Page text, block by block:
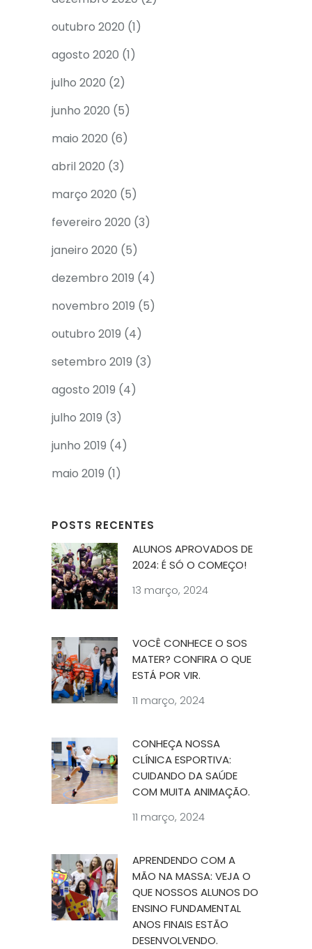
outubro 2020 (1)
agosto 2020 (1)
julho 2020 (2)
junho 2020 (5)
maio 2020 (6)
abril 2020 (3)
março 2020 (5)
fevereiro 2020 (3)
janeiro 2020 (5)
dezembro 2019 (4)
novembro 2019 (5)
outubro 2019 (4)
setembro 2019 (3)
agosto 2019 (4)
julho 2019 (3)
junho 2019 (4)
maio 2019 (1)
POSTS RECENTES
ALUNOS APROVADOS DE
2024: É SÓ O COMEÇO!
13 março, 2024
VOCÊ CONHECE O SOS
MATER? CONFIRA O QUE
ESTÁ POR VIR.
11 março, 2024
CONHEÇA NOSSA
CLÍNICA ESPORTIVA:
CUIDANDO DA SAÚDE
COM MUITA ANIMAÇÃO.
11 março, 2024
APRENDENDO COM A
MÃO NA MASSA: VEJA O
QUE NOSSOS ALUNOS DO
ENSINO FUNDAMENTAL
ANOS FINAIS ESTÃO
DESENVOLVENDO.